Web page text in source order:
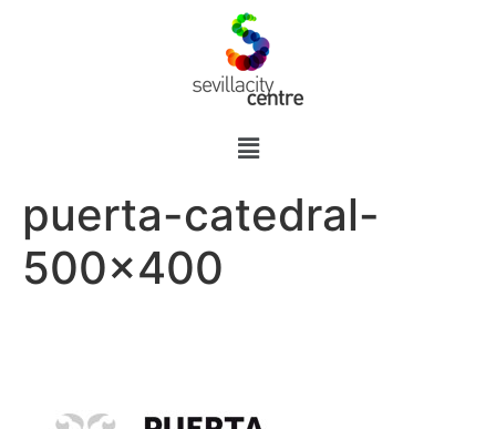
puerta-catedral-
500×400